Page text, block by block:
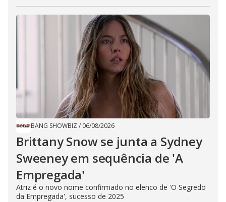
BANG SHOWBIZ / 06/08/2026
Brittany Snow se junta a Sydney
Sweeney em sequência de ​'A
Empregada​'
Atriz é o novo nome confirmado no elenco de 'O Segredo
da Empregada', sucesso de 2025